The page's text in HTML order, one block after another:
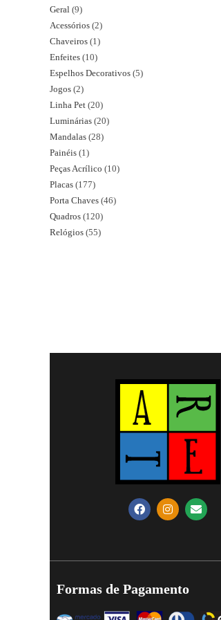
Geral 9
Acessórios 2
Chaveiros 1
Enfeites 10
Espelhos Decorativos 5
Jogos 2
Linha Pet 20
Luminárias 20
Mandalas 28
Painéis 1
Peças Acrílico 10
Placas 177
Porta Chaves 46
Quadros 120
Relógios 55
Formas de Pagamento